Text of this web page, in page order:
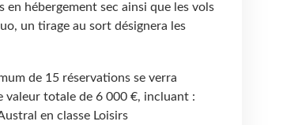
hébergement sec ainsi que les vols
un tirage au sort désignera les
de 15 réservations se verra
valeur totale de 6 000 €, incluant :
en classe Loisirs